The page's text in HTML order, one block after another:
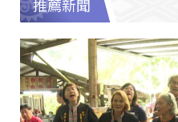
推薦新聞